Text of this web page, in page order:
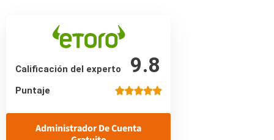
Calificación del experto 9.8
Puntaje
Administrador De Cuenta